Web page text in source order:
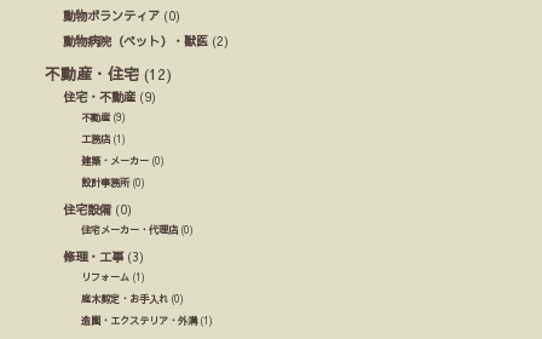
動物ボランティア (0)
動物病院（ペット）・獣医 (2)
不動産・住宅 (12)
住宅・不動産 (9)
不動産 (9)
工務店 (1)
建築・メーカー (0)
設計事務所(0)
住宅設備(0)
住宅メーカー・代理店 (0)
修理・工事(3)
リフォーム (1)
庭木剪定・お手入れ (0)
造園・エクステリア・外溝(1)